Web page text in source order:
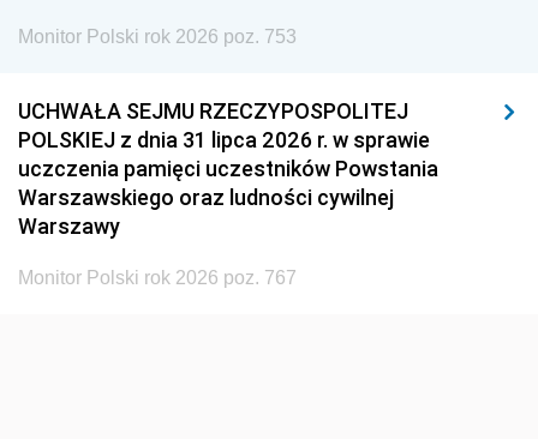
Monitor Polski rok 2026 poz. 753
UCHWAŁA SEJMU RZECZYPOSPOLITEJ
POLSKIEJ z dnia 31 lipca 2026 r. w sprawie
uczczenia pamięci uczestników Powstania
Warszawskiego oraz ludności cywilnej
Warszawy
Monitor Polski rok 2026 poz. 767